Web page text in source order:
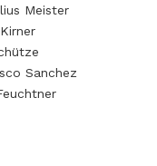
Meister
Sanchez